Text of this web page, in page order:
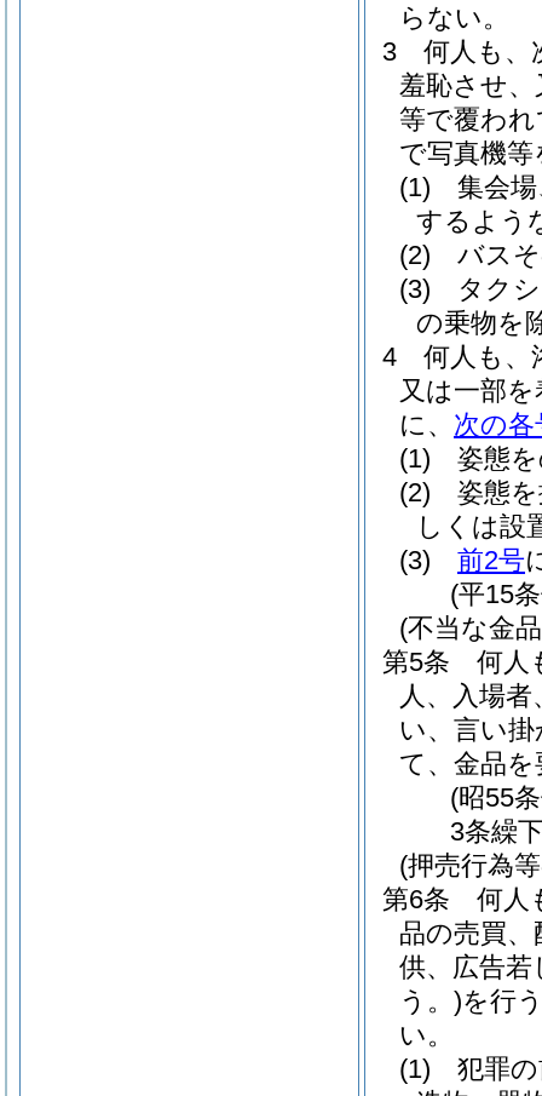
らない。
3
何人も、
羞恥させ
等で覆わ
で写真機
(1)
集会
するよう
(2)
バス
(3)
タク
の乗物を
4
何人も、
又は一部
に、 次の各
(1)
姿態
(2)
姿態
しくは設
(3)
前2号
(平15
(不当な金
第5条
何人
人、入場
い、言い
て、金品
(昭55
3条繰
(押売行為
第6条
何人
品の売買
供、広告
う。)を行
い。
(1)
犯罪